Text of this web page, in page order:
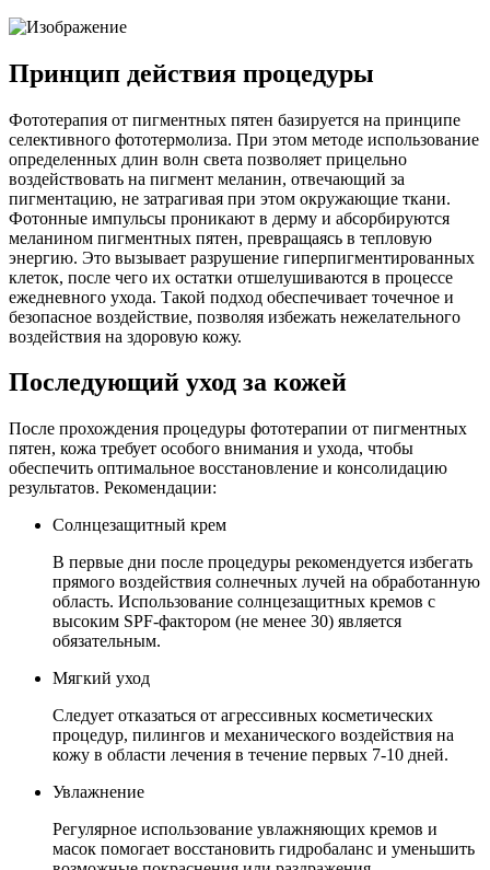
Принцип действия процедуры
Фототерапия от пигментных пятен базируется на принципе
селективного фототермолиза. При этом методе использование
определенных длин волн света позволяет прицельно
воздействовать на пигмент меланин, отвечающий за
пигментацию, не затрагивая при этом окружающие ткани.
Фотонные импульсы проникают в дерму и абсорбируются
меланином пигментных пятен, превращаясь в тепловую
энергию. Это вызывает разрушение гиперпигментированных
клеток, после чего их остатки отшелушиваются в процессе
ежедневного ухода. Такой подход обеспечивает точечное и
безопасное воздействие, позволяя избежать нежелательного
воздействия на здоровую кожу.
Последующий уход за кожей
После прохождения процедуры фототерапии от пигментных
пятен, кожа требует особого внимания и ухода, чтобы
обеспечить оптимальное восстановление и консолидацию
результатов. Рекомендации:
Солнцезащитный крем
В первые дни после процедуры рекомендуется избегать
прямого воздействия солнечных лучей на обработанную
область. Использование солнцезащитных кремов с
высоким SPF-фактором (не менее 30) является
обязательным.
Мягкий уход
Следует отказаться от агрессивных косметических
процедур, пилингов и механического воздействия на
кожу в области лечения в течение первых 7-10 дней.
Увлажнение
Регулярное использование увлажняющих кремов и
масок помогает восстановить гидробаланс и уменьшить